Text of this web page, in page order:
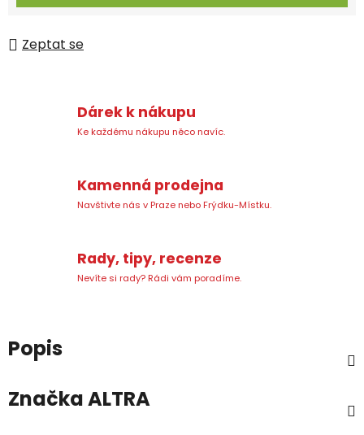
Zeptat se
Dárek k nákupu
Ke každému nákupu něco navíc.
Kamenná prodejna
Navštivte nás v Praze nebo Frýdku-Místku.
Rady, tipy, recenze
Nevíte si rady? Rádi vám poradíme.
Popis
ZnačkaALTRA